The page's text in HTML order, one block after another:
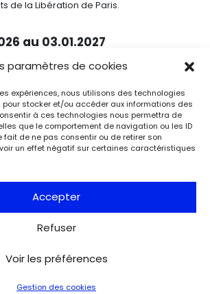
paramètres de cookies
expériences, nous utilisons des technologies
stocker et/ou accéder aux informations des
à ces technologies nous permettra de
que le comportement de navigation ou les ID
fait de ne pas consentir ou de retirer son
un effet négatif sur certaines caractéristiques
Accepter
Refuser
Voir les préférences
Gestion des cookies
de la Libération de Paris.
au 03.01.2027
Architecture
Institute of Arts
environ 35 peintures architecturales
années 1920 et 1960. Pionnière de l’art
a célébré la beauté et la complexité
bâtis qu’elle a habités à travers ces
Tout au long de sa longue carrière,
son inspiration dans […]
au 04.04.2027
de l’art du mot le
monde
« bizarre » est le terme ultime pour
du monde. Des états psychiques